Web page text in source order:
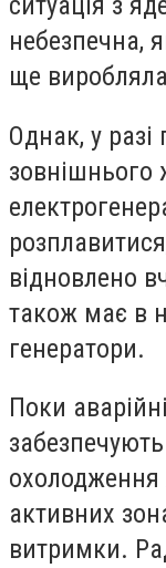
небезпечна,
ще
Однак, у
зовнішнього
відновлено
також має в
генератори.
Поки
активних
витримки.